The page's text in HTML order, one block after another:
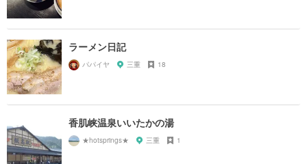
ラーメン日記
パパイヤ 三重 18
香肌峡温泉いいたかの湯
★hotsprings★ 三重 1